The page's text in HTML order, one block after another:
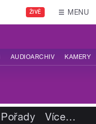
ŽIVĚ MENU
AUDIOARCHIV KAMERY
Pořady Více…